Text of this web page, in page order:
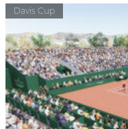
Davis Cup